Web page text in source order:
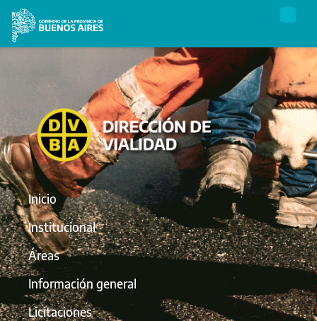
Inicio
Institucional
Áreas
Información general
Licitaciones